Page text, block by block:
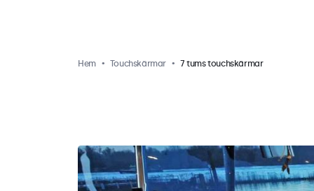
Hem Touchskärmar 7 tums touchskärmar